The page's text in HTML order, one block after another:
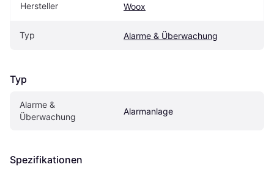
Hersteller Woox
Typ Alarme & Überwachung
Typ
Alarme &
Überwachung
Alarmanlage
Spezifikationen